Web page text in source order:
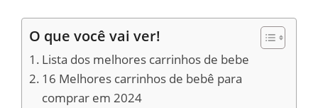
O que você vai ver!
Lista dos melhores carrinhos de bebe
16 Melhores carrinhos de bebê para
comprar em 2024